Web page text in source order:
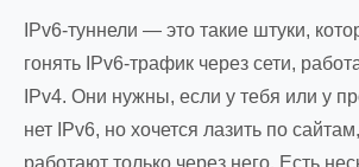
IPv6-туннели — это такие штуки,
гонять IPv6-трафик через сети,
IPv4. Они нужны, если у тебя или у
нет IPv6, но хочется лазить по
работают только через него. Есть